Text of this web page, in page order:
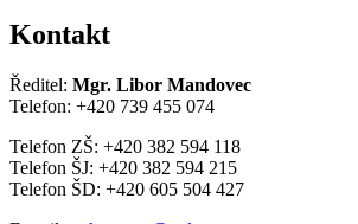
Kontakt
Ředitel: Mgr. Libor Mandovec
Telefon: +420 739 455 074
Telefon ZŠ: +420 382 594 118
Telefon ŠJ: +420 382 594 215
Telefon ŠD: +420 605 504 427